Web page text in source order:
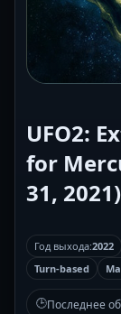
UFO2:
for
31,
Год выхода:2022
Turn-based
🕒Последнее